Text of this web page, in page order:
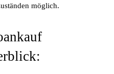
möglich.